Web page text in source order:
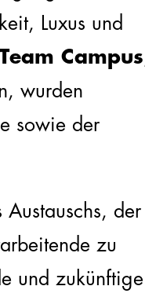
Luxus und
Team Campus
wurden
sowie der
der
zu
und zukünftige